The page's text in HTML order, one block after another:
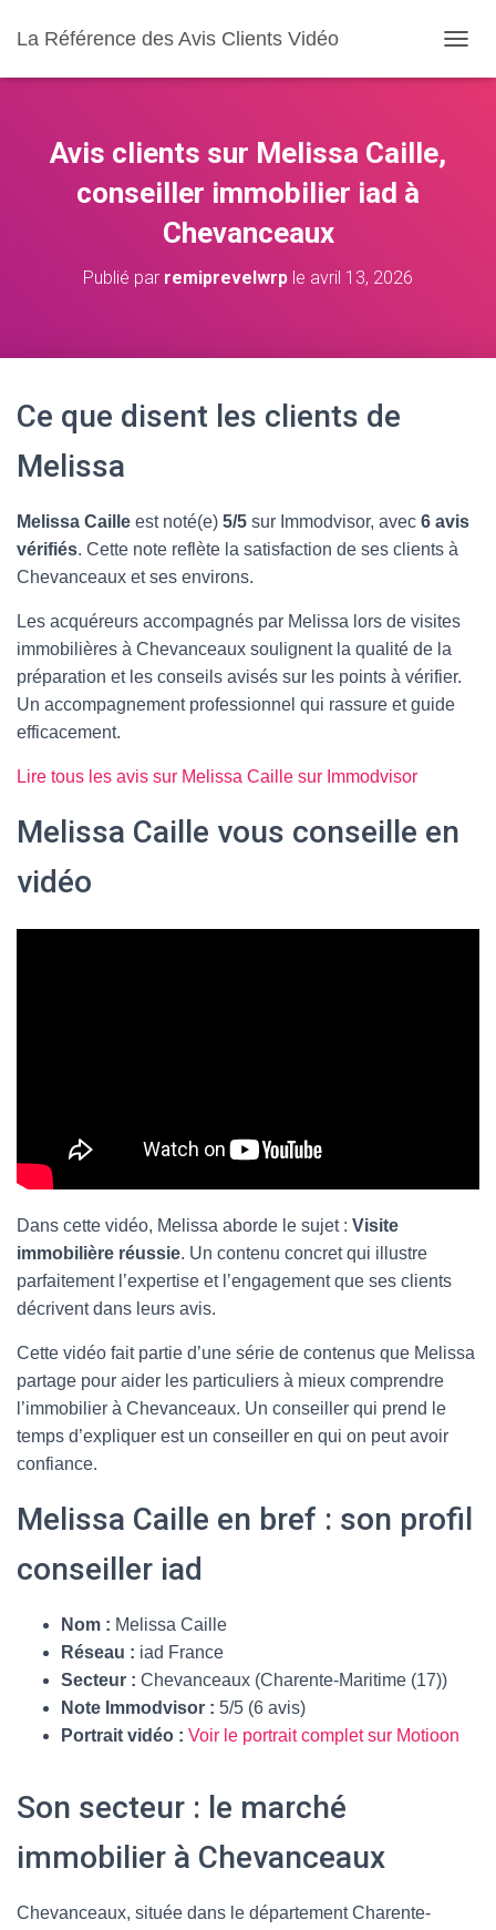
La Référence des Avis Clients Vidéo
É
Avis clients sur Melissa Caille,
conseiller immobilier iad à
Chevanceaux
Publié par remiprevelwrp le avril 13, 2026
Ce que disent les clients de
Melissa
Melissa Caille est noté(e) 5/5 sur Immodvisor, avec 6 avis
vérifiés. Cette note reflète la satisfaction de ses clients à
Chevanceaux et ses environs.
Les acquéreurs accompagnés par Melissa lors de visites
immobilières à Chevanceaux soulignent la qualité de la
préparation et les conseils avisés sur les points à vérifier.
Un accompagnement professionnel qui rassure et guide
efficacement.
Lire tous les avis sur Melissa Caille sur Immodvisor
Melissa Caille vous conseille en
vidéo
Dans cette vidéo, Melissa aborde le sujet : Visite
immobilière réussie. Un contenu concret qui illustre
parfaitement l’expertise et l’engagement que ses clients
décrivent dans leurs avis.
Cette vidéo fait partie d’une série de contenus que Melissa
partage pour aider les particuliers à mieux comprendre
l’immobilier à Chevanceaux. Un conseiller qui prend le
temps d’expliquer est un conseiller en qui on peut avoir
confiance.
Melissa Caille en bref : son profil
conseiller iad
Nom : Melissa Caille
Réseau : iad France
Secteur : Chevanceaux (Charente-Maritime (17))
Note Immodvisor : 5/5 (6 avis)
Portrait vidéo : Voir le portrait complet sur Motioon
Son secteur : le marché
immobilier à Chevanceaux
Chevanceaux, située dans le département Charente-